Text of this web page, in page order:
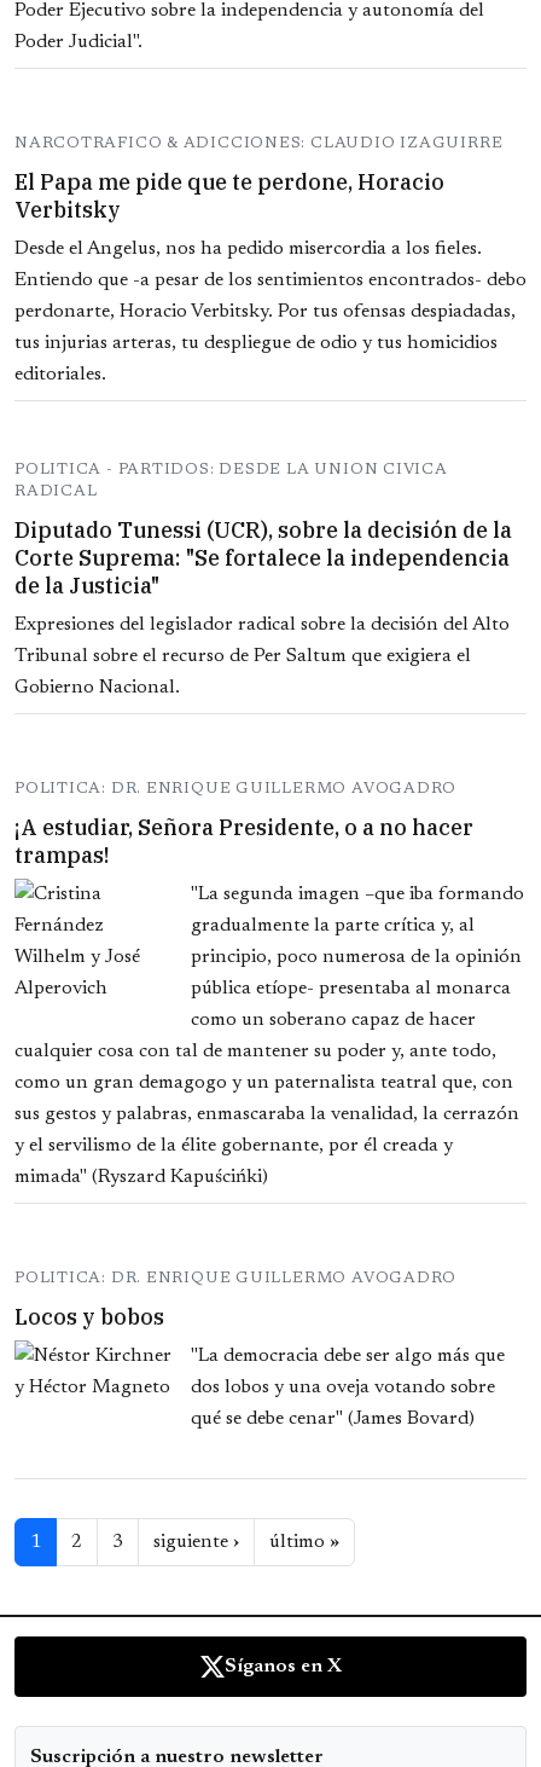
Poder Ejecutivo sobre la independencia y autonomía del
Poder Judicial".
NARCOTRAFICO & ADICCIONES: CLAUDIO IZAGUIRRE
El Papa me pide que te perdone, Horacio
Verbitsky
Desde el Angelus, nos ha pedido misercordia a los fieles.
Entiendo que -a pesar de los sentimientos encontrados- debo
perdonarte, Horacio Verbitsky. Por tus ofensas despiadadas,
tus injurias arteras, tu despliegue de odio y tus homicidios
editoriales.
POLITICA - PARTIDOS: DESDE LA UNION CIVICA
RADICAL
Diputado Tunessi (UCR), sobre la decisión de la
Corte Suprema: "Se fortalece la independencia
de la Justicia"
Expresiones del legislador radical sobre la decisión del Alto
Tribunal sobre el recurso de Per Saltum que exigiera el
Gobierno Nacional.
POLITICA: DR. ENRIQUE GUILLERMO AVOGADRO
¡A estudiar, Señora Presidente, o a no hacer
trampas!
"La segunda imagen –que iba formando
gradualmente la parte crítica y, al
principio, poco numerosa de la opinión
pública etíope- presentaba al monarca
como un soberano capaz de hacer
cualquier cosa con tal de mantener su poder y, ante todo,
como un gran demagogo y un paternalista teatral que, con
sus gestos y palabras, enmascaraba la venalidad, la cerrazón
y el servilismo de la élite gobernante, por él creada y
mimada" (Ryszard Kapuścińki)
POLITICA: DR. ENRIQUE GUILLERMO AVOGADRO
Locos y bobos
"La democracia debe ser algo más que
dos lobos y una oveja votando sobre
qué se debe cenar" (James Bovard)
Paginación
1 2 3 siguiente ›Siguiente página
último »Última página
Síganos en X
Suscripción a nuestro newsletter